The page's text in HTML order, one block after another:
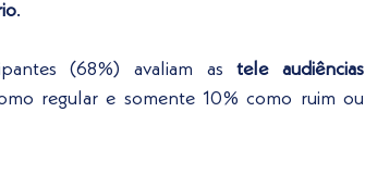
.
(68%) avaliam as tele audiências
regular e somente 10% como ruim ou